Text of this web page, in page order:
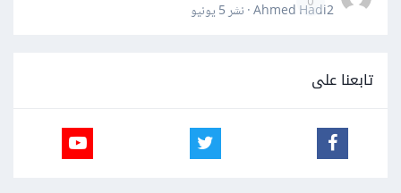
Ahmed Hadi2 · نشر
5 يونيو
تابعنا على